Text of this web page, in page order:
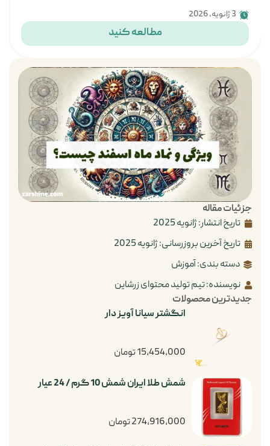
جزئیات مقاله
تاریخ انتشار:ژانویه 2025
تاریخ آخرین بروزرسانی: ژانویه 2025
دسته بندی:آموزش
نویسنده: تیم تولید محتوای زرشاین
جدیدترین محصولات
انگشتر سیانا آویز دار
15,454,000تومان
شمش طلا ایران شمش 10 گرم / 24 عیار
274,916,000تومان
3 ژانویه, 2026
مطالعه کنید